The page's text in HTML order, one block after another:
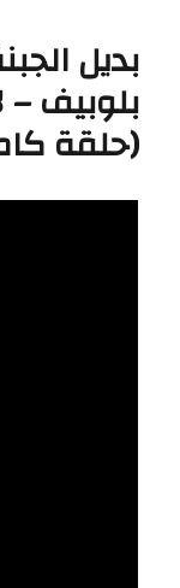
والريحان
–
فقرة
التزيين
|
بديل
بلوبيف
(حلقة